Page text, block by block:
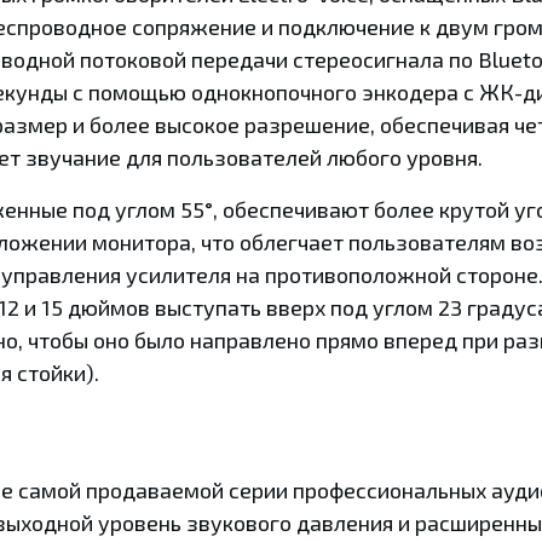
сопряжение и подключение к двум
потоковой передачи стереосигнала по
с помощью однокнопочного энкодера с ЖК-
и более высокое разрешение, обеспечивая
звучание для пользователей любого уровня.
под углом 55°, обеспечивают более крутой
монитора, что облегчает пользователям
усилителя на противоположной
и 15 дюймов выступать вверх под углом 23
чтобы оно было направлено прямо вперед при
стойки).
самой продаваемой серии профессиональных
уровень звукового давления и